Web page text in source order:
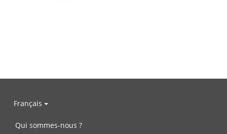
Français
Qui sommes-nous ?